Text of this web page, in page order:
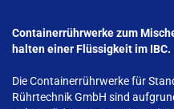
Containerrührwerke zum
halten einer Flüssigkeit im IBC.
Die Containerrührwerke für
Rührtechnik GmbH sind